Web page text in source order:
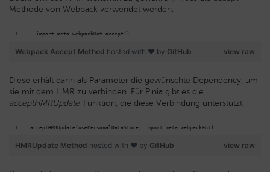
Methode von Webpack verwendet werden.
  import.meta.webpackHot.accept()
view raw
Webpack Accept Method hosted with ❤ by GitHub
Diese erhält dann als Parameter die gewünschte Dependency, um
sie mit dem HMR zu verbinden. Für Pinia gibt es die
acceptHMRUpdate-Funktion, die diese Verbindung unterstützt.
acceptHMRUpdate(usePersonalDataStore, import.meta.webpackHot)
view raw
HMRUpdate Method hosted with ❤ by GitHub